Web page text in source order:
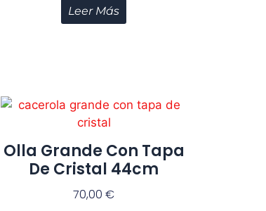
Leer Más
Olla Grande Con Tapa
De Cristal 44cm
70,00€